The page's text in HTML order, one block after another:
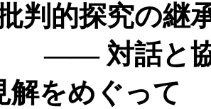
判的探究の継
と協働に
解をめぐって